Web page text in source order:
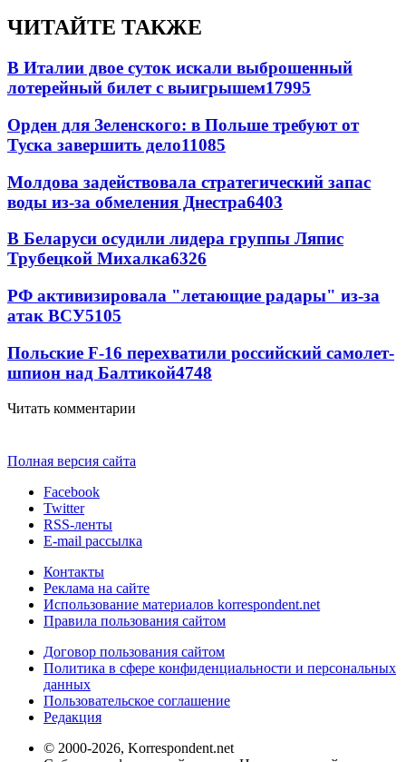
ЧИТАЙТЕ ТАКЖЕ
В Италии двое суток искали выброшенный
лотерейный билет с выигрышем17995
Орден для Зеленского: в Польше требуют от
Туска завершить дело11085
Молдова задействовала стратегический запас
воды из-за обмеления Днестра6403
В Беларуси осудили лидера группы Ляпис
Трубецкой Михалка6326
РФ активизировала "летающие радары" из-за
атак ВСУ5105
Польские F-16 перехватили российский самолет-
шпион над Балтикой4748
Читать комментарии
Полная версия сайта
Facebook
Twitter
RSS-ленты
E-mail рассылка
Контакты
Реклама на сайте
Использование материалов korrespondent.net
Правила пользования сайтом
Договор пользования сайтом
Политика в сфере конфиденциальности и персональных
данных
Пользовательское соглашение
Редакция
© 2000-2026, Korrespondent.net